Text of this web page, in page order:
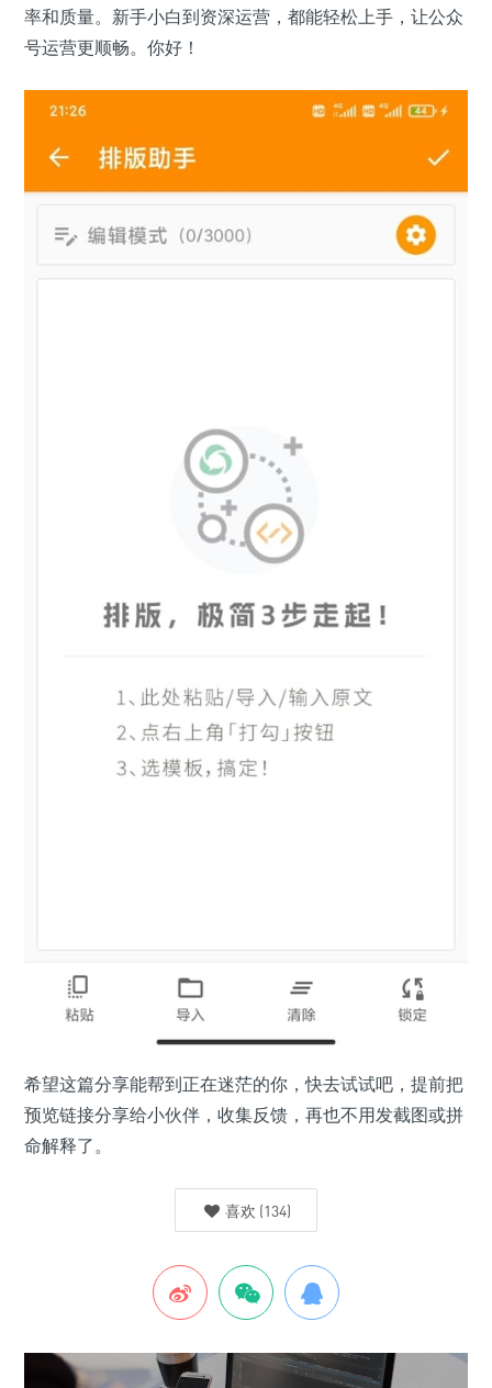
率和质量。新手小白到资深运营，都能轻松上手，让公众
号运营更顺畅。你好！
希望这篇分享能帮到正在迷茫的你，快去试试吧，提前把
预览链接分享给小伙伴，收集反馈，再也不用发截图或拼
命解释了。
喜欢 (134)